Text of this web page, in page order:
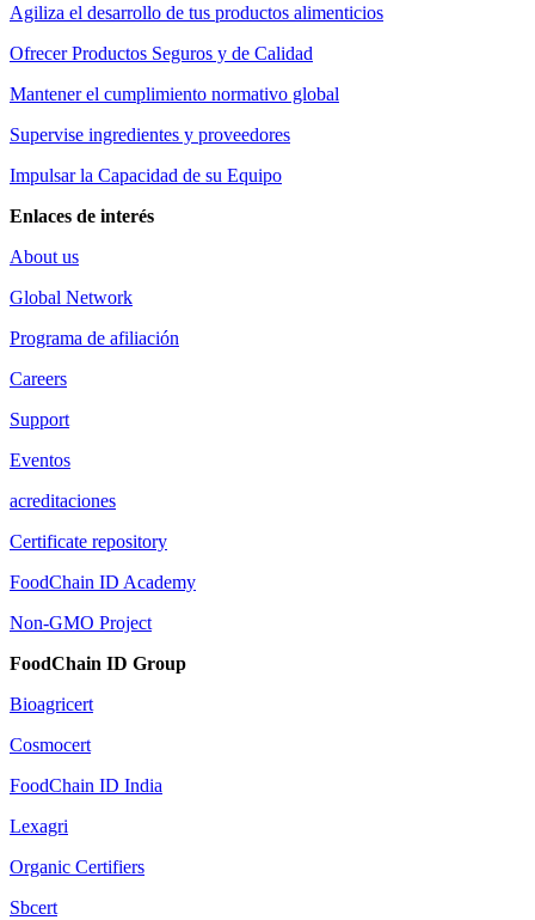
Agiliza el desarrollo de tus productos alimenticios
Ofrecer Productos Seguros y de Calidad
Mantener el cumplimiento normativo global
Supervise ingredientes y proveedores
Impulsar la Capacidad de su Equipo
Enlaces de interés
About us
Global Network
Programa de afiliación
Careers
Support
Eventos
acreditaciones
Certificate repository
FoodChain ID Academy
Non-GMO Project
FoodChain ID Group
Bioagricert
Cosmocert
FoodChain ID India
Lexagri
Organic Certifiers
Sbcert